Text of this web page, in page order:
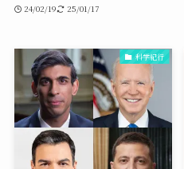
24/02/19 25/01/17
科学紀行